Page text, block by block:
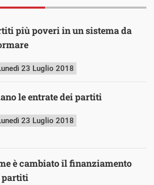
più poveri in un sistema da
23 Luglio 2018
le entrate dei partiti
23 Luglio 2018
è cambiato il finanziamento
partiti